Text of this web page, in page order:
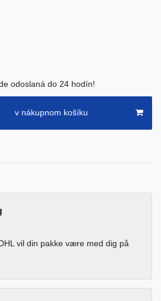
odoslaná do 24 hodín!
v nákupnom košíku
vil din pakke være med dig på